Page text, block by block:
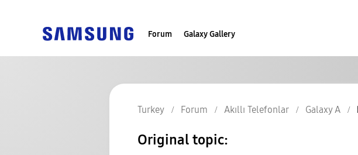
Forum Galaxy Gallery
Turkey Forum Akıllı Telefonlar Galaxy A
Original topic: